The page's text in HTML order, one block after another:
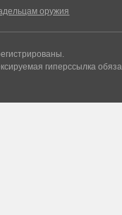
оружия
гиперссылка